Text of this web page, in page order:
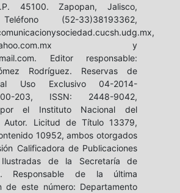
45100. Zapopan, Jalisco,
(52-33)38193362,
y
Editor responsable:
Rodríguez. Reservas de
Uso Exclusivo 04-2014-
203, ISSN: 2448-9042,
el Instituto Nacional del
Autor. Licitud de Título 13379,
10952, ambos otorgados
Calificadora de Publicaciones
de la Secretaría de
Responsable de la última
de este número: Departamento